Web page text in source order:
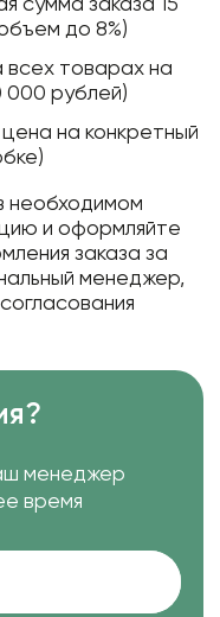
сумма заказа 15
до 8%)
товарах на
000 рублей)
на конкретный
необходимом
и оформляйте
заказа за
менеджер,
менеджер
время